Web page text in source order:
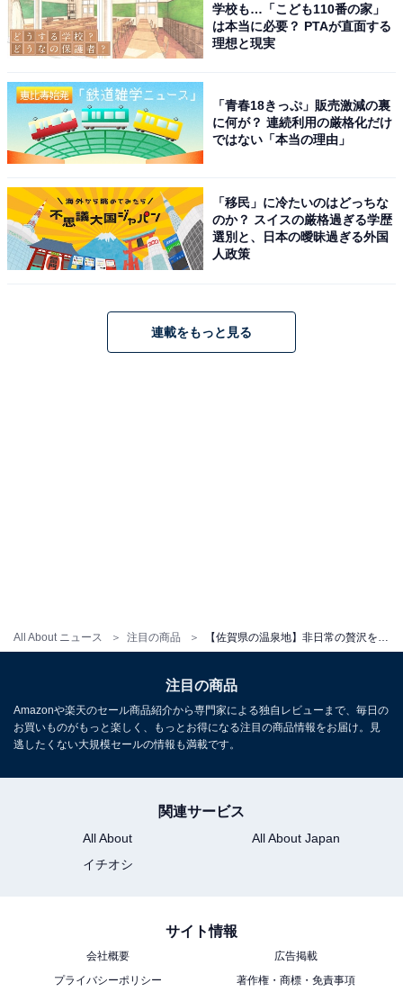
All About ニュース 注目の商品
佐賀牛の宿 光陽閣（画像：「佐賀牛の宿 光陽閣」公式Webサイトより）
「佐賀牛の宿 光陽閣」は、日本三大美肌の湯と称される
温泉街を望む「展望露天風呂」があり、トロトロの肌触
りの湯に癒やされます。食事は「佐賀牛すき焼き」など
アクセス
所在地：佐賀県嬉野市嬉野町大字下宿乙730-5
交通手段：西九州新幹線 嬉野温泉駅より車で約5分（送
迎有）／JR武雄温泉駅よりJRバスにて嬉野温泉駅下車
大人1名（参考価格）：1万4050円
※料金は公式Webサイト参考価格
チェックイン・チェックアウト
チェックイン：15:00
学校も…「こども110番の家」
は本当に必要？ PTAが直面する
理想と現実
「青春18きっぷ」販売激減の裏
に何が？ 連続利用の厳格化だけ
ではない「本当の理由」
「移民」に冷たいのはどっちな
のか？ スイスの厳格過ぎる学歴
選別と、日本の曖昧過ぎる外国
人政策
連載をもっと見る
注目の商品
Amazonや楽天のセール商品紹介から専門家による独自レビューまで、毎日の
お買いものがもっと楽しく、もっとお得になる注目の商品情報をお届け。見
逃したくない大規模セールの情報も満載です。
関連サービス
All About
All About Japan
イチオシ
サイト情報
会社概要
広告掲載
プライバシーポリシー
著作権・商標・免責事項